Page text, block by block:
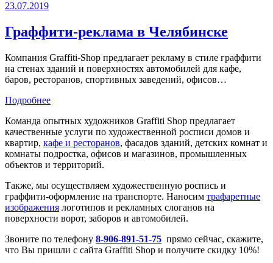
23.07.2019
Граффити-реклама в Челябинске
Компания Graffiti-Shop предлагает рекламу в стиле граффити
на стенах зданий и поверхностях автомобилей для кафе,
баров, ресторанов, спортивных заведений, офисов…
Подробнее
Команда опытных художников Graffiti Shop предлагает
качественные услуги по художественной росписи домов и
квартир, кафе и ресторанов, фасадов зданий, детских комнат и
комнаты подростка, офисов и магазинов, промышленных
объектов и территорий.
Также, мы осуществляем художественную роспись и
граффити-оформление на транспорте. Наносим трафаретные
изображения логотипов и рекламных слоганов на
поверхности ворот, заборов и автомобилей.
Звоните по телефону 8-906-891-51-75 прямо сейчас, скажите,
что Вы пришли с сайта Graffiti Shop и получите скидку 10%!